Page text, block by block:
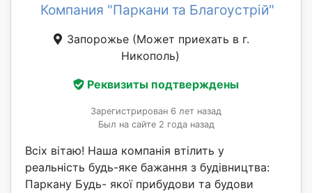
Компания "Паркани та Благоустрій"
Запорожье (Может приехать в г.
Никополь)
Реквизиты подтверждены
Зарегистрирован 6 лет назад
Был на сайте 2 года назад
Всіх вітаю! Наша компанія втілить у
реальність будь-яке бажання з будівництва:
Паркану Будь- якої прибудови та будови